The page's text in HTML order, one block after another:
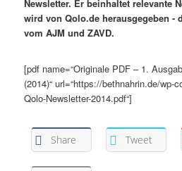
Newsletter. Er beinhaltet relevante
wird von Qolo.de herausgegeben -
vom AJM und ZAVD.
[pdf name=“Originale PDF – 1.
(2014)“ url=“https://bethnahrin.de/wp-
Qolo-Newsletter-2014.pdf“]
Share Tweet